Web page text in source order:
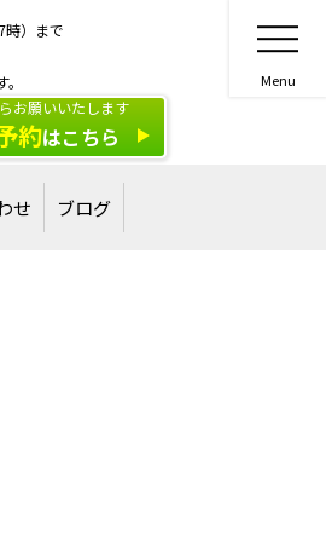
時）まで
お願いいたします
約はこちら
せ ブログ